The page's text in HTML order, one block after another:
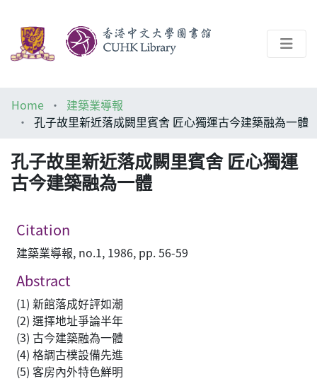
Help
Home
建築業導報
孔子故里新近落成闕里賓舍 匠心獨運古今建築融為一體
孔子故里新近落成闕里賓舍 匠心獨運
古今建築融為一體
Citation
建築業導報, no.1, 1986, pp. 56-59
Abstract
(1) 新館落成好評如潮
(2) 選擇地址爭論半年
(3) 古今建築融為一體
(4) 格調古樸設備先進
(5) 客房內外特色鮮明